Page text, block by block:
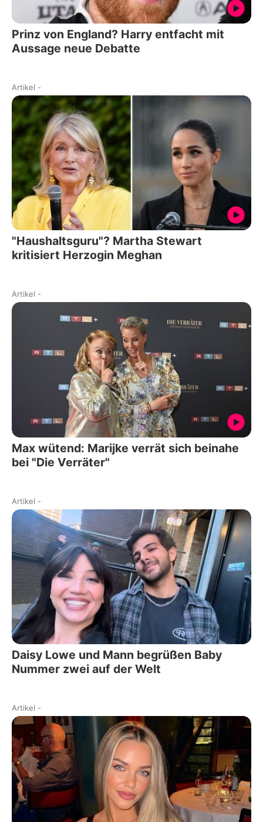
Prinz von England? Harry entfacht mit
Aussage neue Debatte
Artikel -
"Haushaltsguru"? Martha Stewart
kritisiert Herzogin Meghan
Artikel -
Max wütend: Marijke verrät sich beinahe
bei "Die Verräter"
Artikel -
Daisy Lowe und Mann begrüßen Baby
Nummer zwei auf der Welt
Artikel -